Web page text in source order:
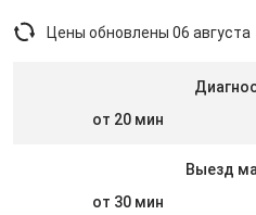
Цены обновлены 06 августа
от 20 мин
Выезд
от 30 мин